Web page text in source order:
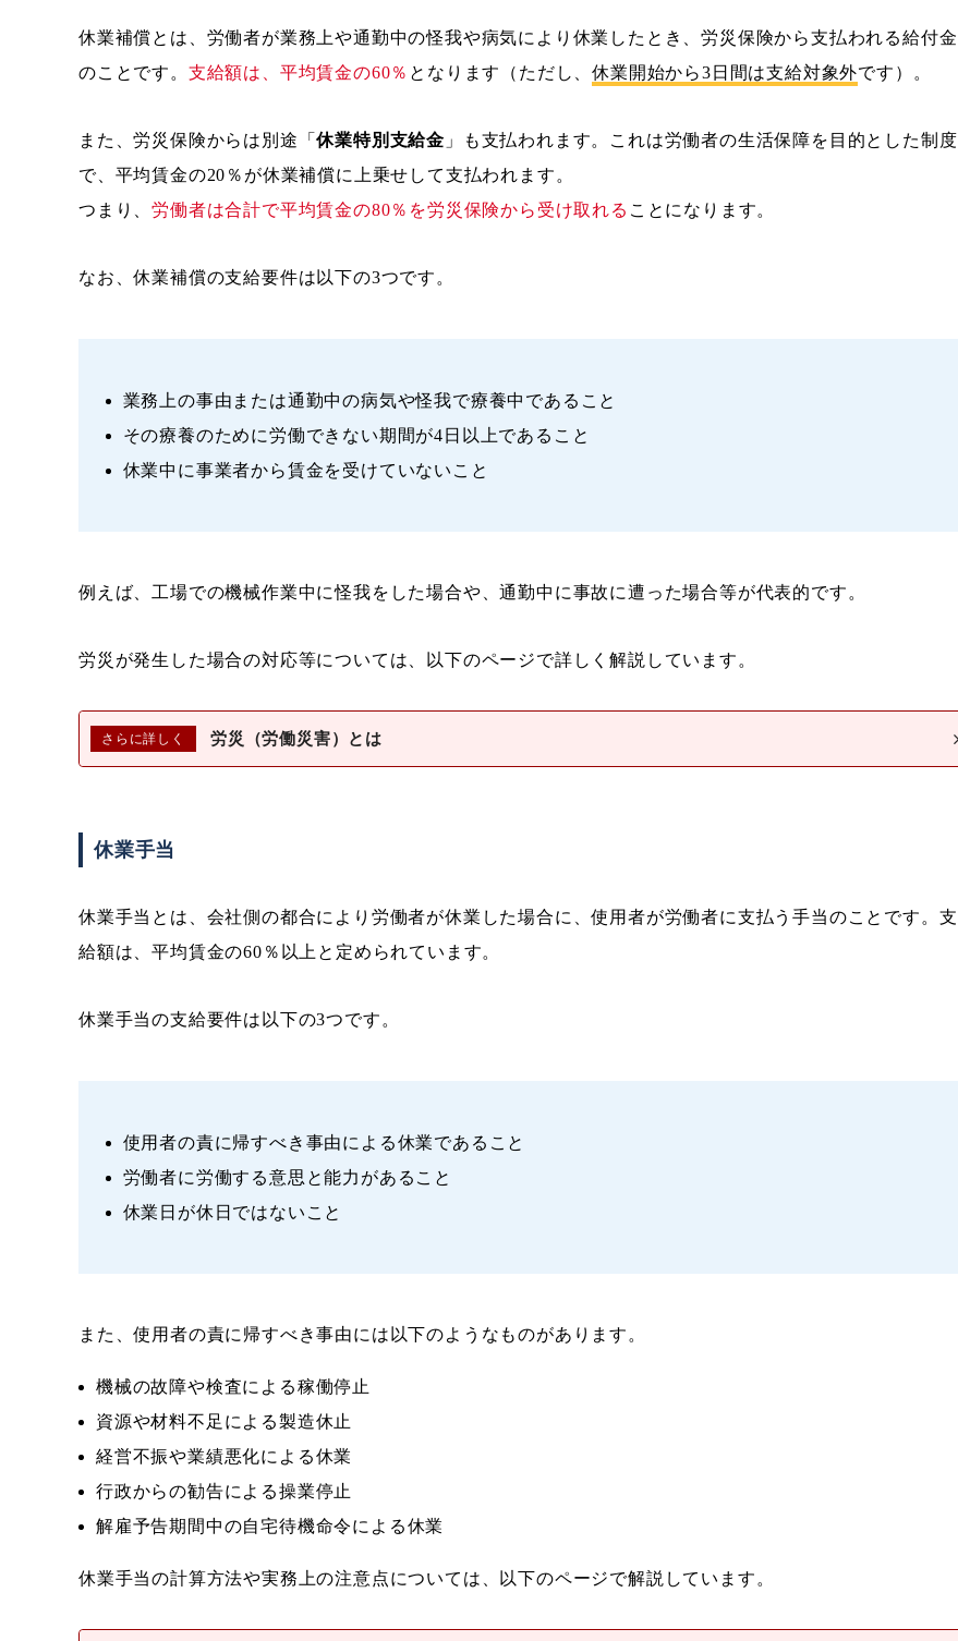
休業補償とは、労働者が業務上や通勤中の怪我や病気により休業したとき、労災保険から支払われる給付金
のことです。 支給額は、平均賃金の60％ となります（ただし、休業開始から3日間は支給対象外です）。
また、労災保険からは別途「休業特別支給金 」も支払われます。これは労働者の生活保障を目的とした制度
で、平均賃金の20％が休業補償に上乗せして支払われます。
つまり、労働者は合計で平均賃金の80％を労災保険から受け取れる ことになります。
なお、休業補償の支給要件は以下の3つです。
業務上の事由または通勤中の病気や怪我で療養中であること
その療養のために労働できない期間が4日以上であること
休業中に事業者から賃金を受けていないこと
例えば、工場での機械作業中に怪我をした場合や、通勤中に事故に遭った場合等が代表的です。
労災が発生した場合の対応等については、以下のページで詳しく解説しています。
労災（労働災害）とは
休業手当
休業手当とは、会社側の都合により労働者が休業した場合に、使用者が労働者に支払う手当のことです。支
給額は、平均賃金の60％以上と定められています。
休業手当の支給要件は以下の3つです。
使用者の責に帰すべき事由による休業であること
労働者に労働する意思と能力があること
休業日が休日ではないこと
また、使用者の責に帰すべき事由には以下のようなものがあります。
機械の故障や検査による稼働停止
資源や材料不足による製造休止
経営不振や業績悪化による休業
行政からの勧告による操業停止
解雇予告期間中の自宅待機命令による休業
休業手当の計算方法や実務上の注意点については、以下のページで解説しています。